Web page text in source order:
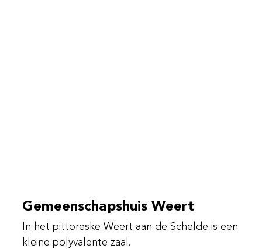
Gemeenschapshuis Weert
In het pittoreske Weert aan de Schelde is een
kleine polyvalente zaal.